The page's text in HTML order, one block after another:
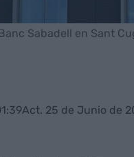
Sabadell en Sant
Act. 25 de Junio de